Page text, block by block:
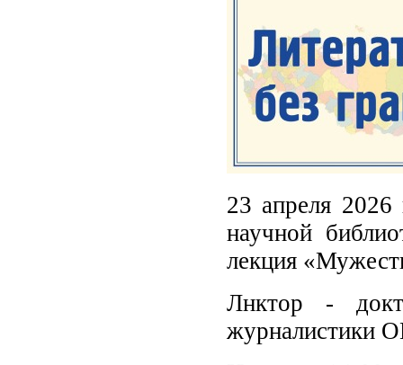
23 апреля 2026
научной
лекция
Лнктор -
журналистики